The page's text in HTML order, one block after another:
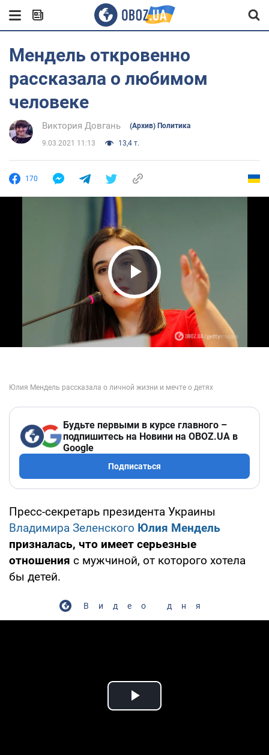
Мендель откровенно
рассказала о любимом
человеке
Виктория Довгань (Архив) Политика
9.03.2021 11:13 13,4 т.
170
Play Video
Будьте первыми в курсе главного –
подпишитесь на Новини на OBOZ.UA в
Google
Подписаться
Пресс-секретарь президента Украины
Владимира Зеленского Юлия Мендель
призналась, что имеет серьезные
отношения с мужчиной, от которого хотела
бы детей.
Видео дня
Play Video